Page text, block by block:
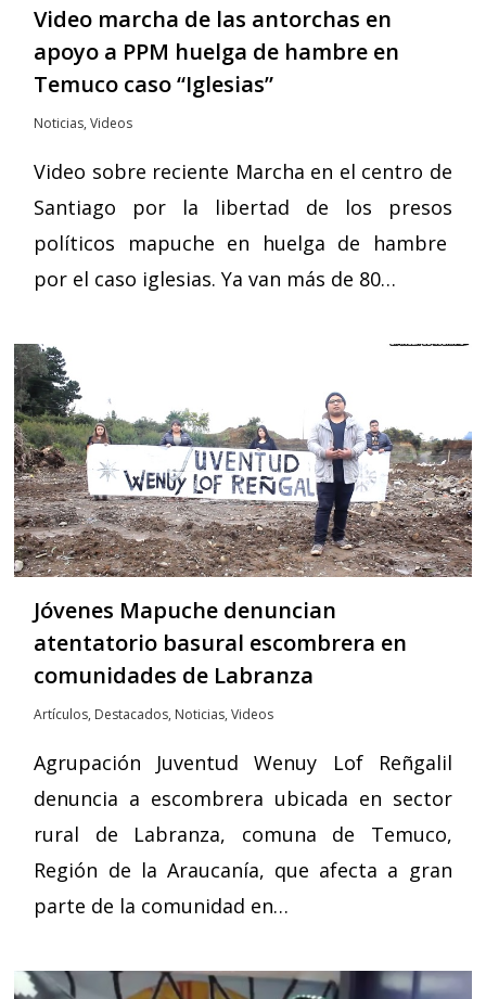
Video marcha de las antorchas en
apoyo a PPM huelga de hambre en
Temuco caso “Iglesias”
Noticias,Videos
Video sobre reciente Marcha en el centro de
Santiago por la libertad de los presos
políticos mapuche en huelga de hambre
por el caso iglesias. Ya van más de 80…
Jóvenes Mapuche denuncian
atentatorio basural escombrera en
comunidades de Labranza
Artículos, Destacados, Noticias,Videos
Agrupación Juventud Wenuy Lof Reñgalil
denuncia a escombrera ubicada en sector
rural de Labranza, comuna de Temuco,
Región de la Araucanía, que afecta a gran
parte de la comunidad en…